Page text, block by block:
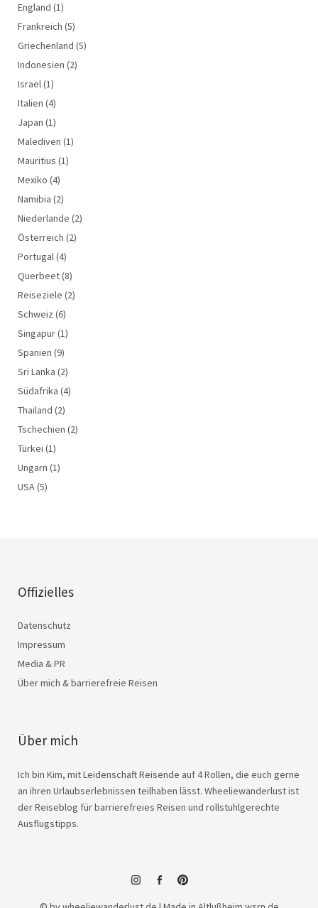
England (1)
Frankreich (5)
Griechenland (5)
Indonesien (2)
Israel(1)
Italien (4)
Japan (1)
Malediven (1)
Mauritius (1)
Mexiko (4)
Namibia (2)
Niederlande (2)
Österreich (2)
Portugal(4)
Querbeet(8)
Reiseziele (2)
Schweiz (6)
Singapur(1)
Spanien (9)
Sri Lanka (2)
Südafrika (4)
Thailand (2)
Tschechien (2)
Türkei (1)
Ungarn (1)
USA(5)
Offizielles
Datenschutz
Impressum
Media & PR
Über mich & barrierefreie Reisen
Über mich
Ich bin Kim, mit Leidenschaft Reisende auf 4 Rollen, die euch gerne
an ihren Urlaubserlebnissen teilhaben lässt. Wheeliewanderlust ist
der Reiseblog für barrierefreies Reisen und rollstuhlgerechte
Ausflugstipps.
instagramfacebook